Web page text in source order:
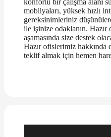
konforlu bir çalışma alanı
mobilyaları, yüksek hızlı
gereksinimleriniz
ile işinize odaklanın.
aşamasında size destek
Hazır ofislerimiz hakkında
teklif almak için hemen